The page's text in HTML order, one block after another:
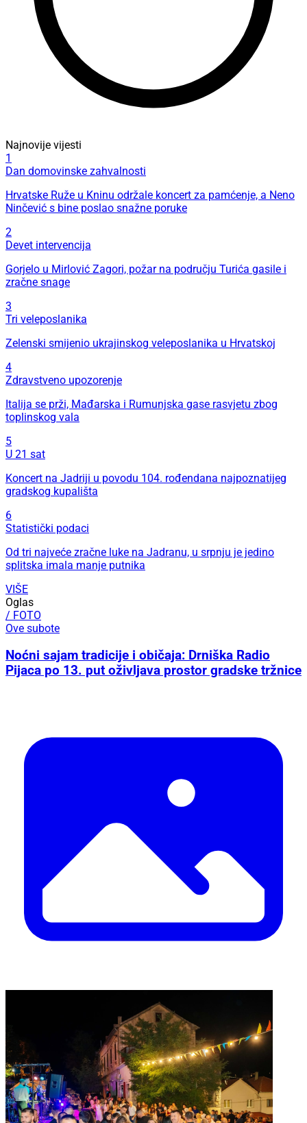
Najnovije vijesti
1
Dan domovinske zahvalnosti
Hrvatske Ruže u Kninu održale koncert za pamćenje, a Neno
Ninčević s bine poslao snažne poruke
2
Devet intervencija
Gorjelo u Mirlović Zagori, požar na području Turića gasile i
zračne snage
3
Tri veleposlanika
Zelenski smijenio ukrajinskog veleposlanika u Hrvatskoj
4
Zdravstveno upozorenje
Italija se prži, Mađarska i Rumunjska gase rasvjetu zbog
toplinskog vala
5
U 21 sat
Koncert na Jadriji u povodu 104. rođendana najpoznatijeg
gradskog kupališta
6
Statistički podaci
Od tri najveće zračne luke na Jadranu, u srpnju je jedino
splitska imala manje putnika
VIŠE
Oglas
/ FOTO
Ove subote
Noćni sajam tradicije i običaja: Drniška Radio
Pijaca po 13. put oživljava prostor gradske tržnice